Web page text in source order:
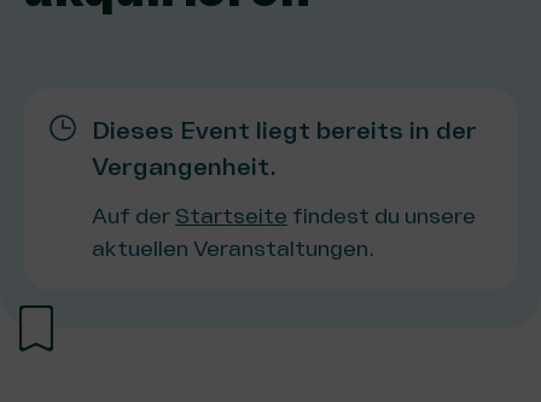
Dieses Event liegt bereits in der
Vergangenheit.
Auf der Startseite findest du unsere
aktuellen Veranstaltungen.